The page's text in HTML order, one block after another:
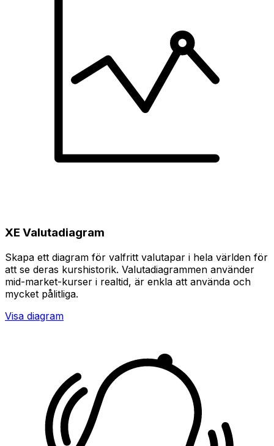
XE Valutadiagram
Skapa ett diagram för valfritt valutapar i hela världen för
att se deras kurshistorik. Valutadiagrammen använder
mid-market-kurser i realtid, är enkla att använda och
mycket pålitliga.
Visa diagram